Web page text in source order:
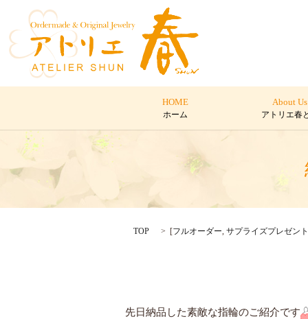
HOME
ホーム
About Us
アトリエ春
TOP [フルオーダー サプライズプレゼント
先日納品した素敵な指輪のご紹介です